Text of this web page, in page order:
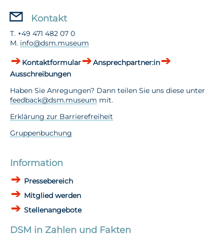
Kontakt
T. +49 471 482 07 0
M. info@dsm.museum
Kontaktformular
Ansprechpartner:in
Ausschreibungen
Haben Sie Anregungen? Dann teilen Sie uns diese unter
feedback@dsm.museum mit.
Erklärung zur Barrierefreiheit
Gruppenbuchung
Information
Pressebereich
Mitglied werden
Stellenangebote
DSM in Zahlen und Fakten